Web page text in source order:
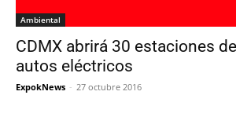
Ambiental
CDMX abrirá 30 estaciones
autos eléctricos
ExpokNews - 27 octubre 2016